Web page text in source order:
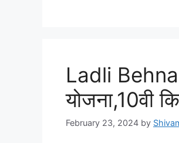
Ladli
योजना,10वी
February 23, 2024 by